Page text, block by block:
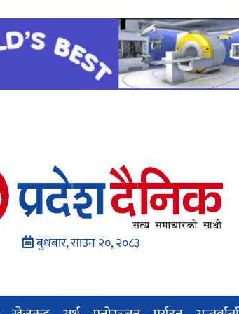
बुधबार, साउन २०, २०८३